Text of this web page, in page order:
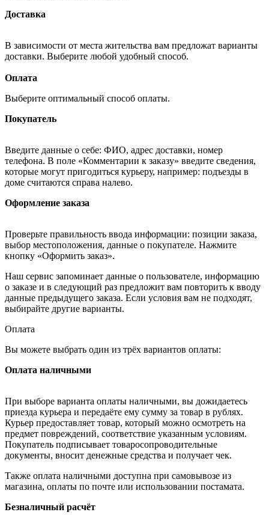
Доставка
В зависимости от места жительства вам предложат варианты
доставки. Выберите любой удобный способ.
Оплата
Выберите оптимальный способ оплаты.
Покупатель
Введите данные о себе: ФИО, адрес доставки, номер
телефона. В поле «Комментарии к заказу» введите сведения,
которые могут пригодиться курьеру, например: подъезды в
доме считаются справа налево.
Оформление заказа
Проверьте правильность ввода информации: позиции заказа,
выбор местоположения, данные о покупателе. Нажмите
кнопку «Оформить заказ».
Наш сервис запоминает данные о пользователе, информацию
о заказе и в следующий раз предложит вам повторить к вводу
данные предыдущего заказа. Если условия вам не подходят,
выбирайте другие варианты.
Оплата
Вы можете выбрать один из трёх вариантов оплаты:
Оплата наличными
При выборе варианта оплаты наличными, вы дожидаетесь
приезда курьера и передаёте ему сумму за товар в рублях.
Курьер предоставляет товар, который можно осмотреть на
предмет повреждений, соответствие указанным условиям.
Покупатель подписывает товаросопроводительные
документы, вносит денежные средства и получает чек.
Также оплата наличными доступна при самовывозе из
магазина, оплаты по почте или использовании постамата.
Безналичный расчёт